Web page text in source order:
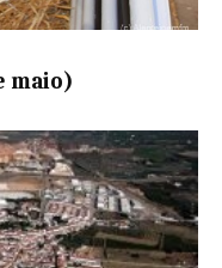
maio)